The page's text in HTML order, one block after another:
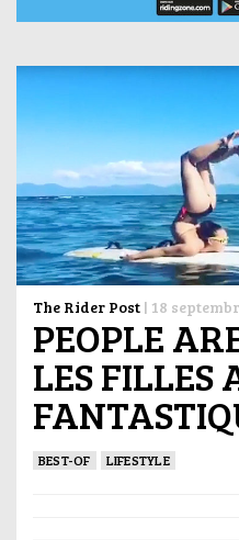
The Rider Post | 18
PEOPLE
LES FILLES
BEST-OF LIFESTYLE